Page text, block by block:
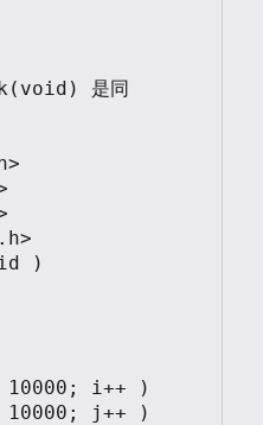
)
i++ )
j++ )